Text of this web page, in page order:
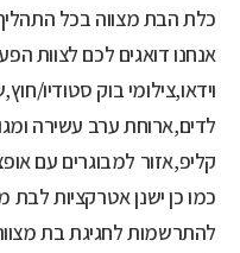
כלת הבת מצווה בכל
אנחנו דואגים לכם לצוות
וידאו,צילומי בוק סטודיו/
לדים,ארוחת ערב עשירה
קליפ,אזור למבוגרים עם
כמו כן ישנן אטרקציות לבת
להתרשמות לחגיגת בת מצווה